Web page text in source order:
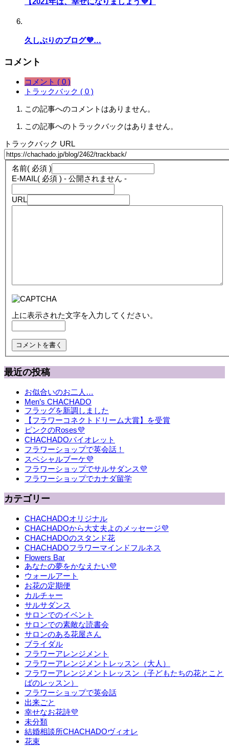
久しぶりのブログ💜…
コメント
コメント ( 0 )
トラックバック ( 0 )
この記事へのコメントはありません。
この記事へのトラックバックはありません。
トラックバック URL
名前( 必須 )
E-MAIL( 必須 ) - 公開されません -
URL
上に表示された文字を入力してください。
最近の投稿
お似合いのお二人…
Men’s CHACHADO
フラッグを新調しました
【フラワーコネクトドリーム大賞】を受賞
ピンクのRoses💜
CHACHADOバイオレット
フラワーショップで英会話！
スペシャルブーケ💜
フラワーショップでサルサダンス💜
フラワーショップでカナダ留学
カテゴリー
CHACHADOオリジナル
CHACHADOから大丈夫よのメッセージ💜
CHACHADOのスタンド花
CHACHADOフラワーマインドフルネス
Flowers Bar
あなたの夢をかなえたい💜
ウォールアート
お花の定期便
カルチャー
サルサダンス
サロンでのイベント
サロンでの素敵な読書会
サロンのある花屋さん
ブライダル
フラワーアレンジメント
フラワーアレンジメントレッスン（大人）
フラワーアレンジメントレッスン（子どもたちの花とこと
ばのレッスン）
フラワーショップで英会話
出来ごと
幸せなお花詩💜
未分類
結婚相談所CHACHADOヴィオレ
花束